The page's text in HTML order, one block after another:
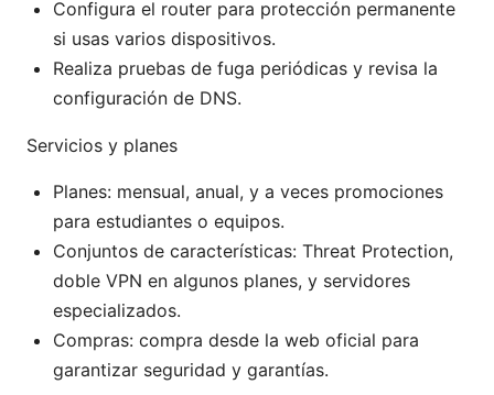
Configura el router para protección permanente
si usas varios dispositivos.
Realiza pruebas de fuga periódicas y revisa la
configuración de DNS.
Servicios y planes
Planes: mensual, anual, y a veces promociones
para estudiantes o equipos.
Conjuntos de características: Threat Protection,
doble VPN en algunos planes, y servidores
especializados.
Compras: compra desde la web oficial para
garantizar seguridad y garantías.